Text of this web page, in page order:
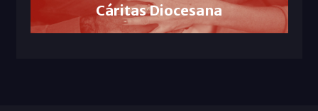
Cáritas Diocesana